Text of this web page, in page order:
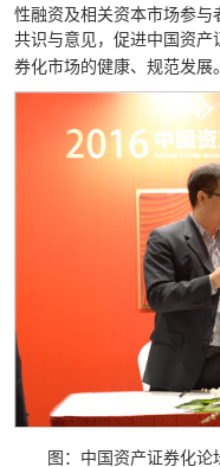
性融资及相关资本市场参与
共识与意见，促进中国资产
券化市场的健康、规范发展。
图： 中国资产证券化论